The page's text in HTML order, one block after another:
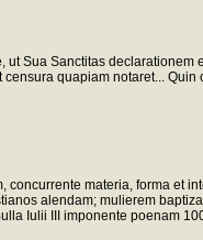
Sua Sanctitas declarationem
quapiam notaret...
materia, forma et
alendam; mulierem
Iulii III imponente poenam